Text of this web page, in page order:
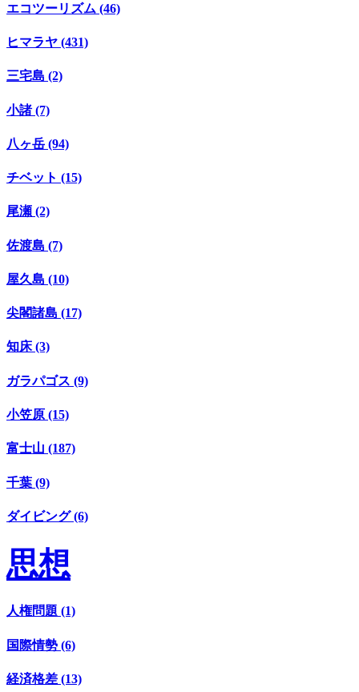
エコツーリズム (46)
ヒマラヤ (431)
三宅島 (2)
小諸 (7)
八ヶ岳 (94)
チベット (15)
尾瀬 (2)
佐渡島 (7)
屋久島 (10)
尖閣諸島 (17)
知床 (3)
ガラパゴス (9)
小笠原 (15)
富士山 (187)
千葉 (9)
ダイビング (6)
思想
人権問題 (1)
国際情勢 (6)
経済格差 (13)